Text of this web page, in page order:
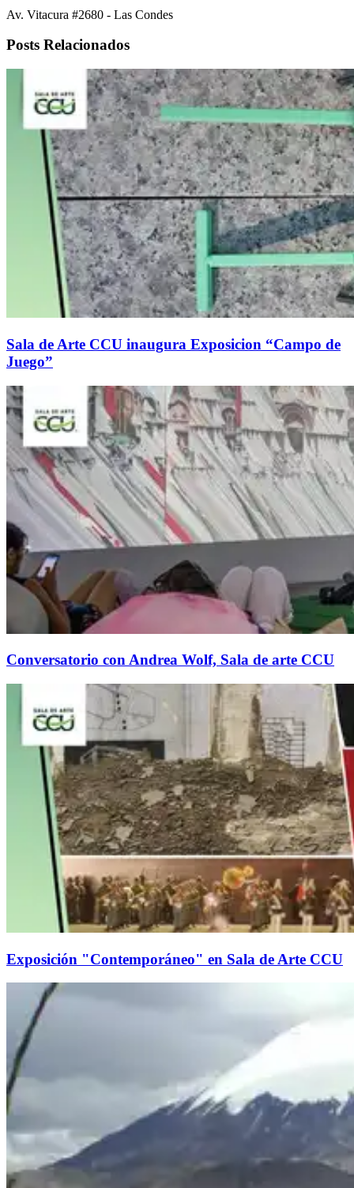
Av. Vitacura #2680 - Las Condes
Posts Relacionados
Sala de Arte CCU inaugura Exposicion “Campo de
Juego”
Conversatorio con Andrea Wolf, Sala de arte CCU
Exposición "Contemporáneo" en Sala de Arte CCU